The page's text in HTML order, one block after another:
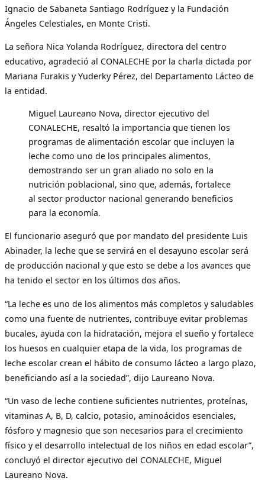
Ignacio de Sabaneta Santiago Rodríguez y la Fundación
Ángeles Celestiales, en Monte Cristi.
La señora Nica Yolanda Rodríguez, directora del centro
educativo, agradeció al CONALECHE por la charla dictada por
Mariana Furakis y Yuderky Pérez, del Departamento Lácteo de
la entidad.
Miguel Laureano Nova, director ejecutivo del
CONALECHE, resaltó la importancia que tienen los
programas de alimentación escolar que incluyen la
leche como uno de los principales alimentos,
demostrando ser un gran aliado no solo en la
nutrición poblacional, sino que, además, fortalece
al sector productor nacional generando beneficios
para la economía.
El funcionario aseguró que por mandato del presidente Luis
Abinader, la leche que se servirá en el desayuno escolar será
de producción nacional y que esto se debe a los avances que
ha tenido el sector en los últimos dos años.
“La leche es uno de los alimentos más completos y saludables
como una fuente de nutrientes, contribuye evitar problemas
bucales, ayuda con la hidratación, mejora el sueño y fortalece
los huesos en cualquier etapa de la vida, los programas de
leche escolar crean el hábito de consumo lácteo a largo plazo,
beneficiando así a la sociedad”, dijo Laureano Nova.
“Un vaso de leche contiene suficientes nutrientes, proteínas,
vitaminas A, B, D, calcio, potasio, aminoácidos esenciales,
fósforo y magnesio que son necesarios para el crecimiento
físico y el desarrollo intelectual de los niños en edad escolar”,
concluyó el director ejecutivo del CONALECHE, Miguel
Laureano Nova.